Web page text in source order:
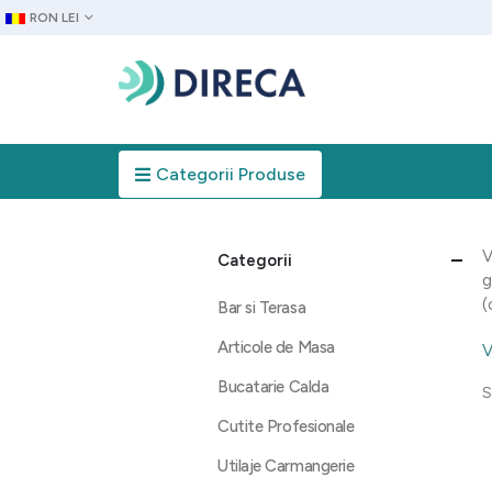
RON LEI
Categorii Produse
Categorii
Bar si Terasa
Articole de Masa
Bucatarie Calda
Cutite Profesionale
Utilaje Carmangerie